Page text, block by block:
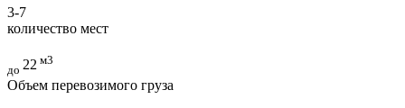
3-7
количество мест
до 22 м3
Объем перевозимого груза